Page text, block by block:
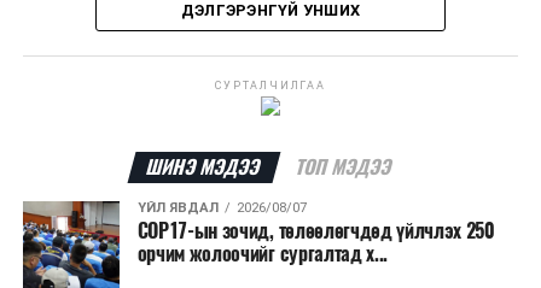
Албаныхны мэдээлснээр түймрийн нэг голомтыг
шатаасан гэх үндэслэлээр эрүүгийн хэрэг үүсгэн
шалтгааныг үргэлжлүүлэн тогтоож байгаа бөгөөд
аянгын улмаас үүсээгүй гэж үзэж байгаа аж.
Одоогоор АНУ даяар 13 мужид 90 гаруй томоохон ой,
хээрийн түймэр идэвхтэй үргэлжилж байгаагийн
ДЭЛГЭРЭНГҮЙ УНШИХ
СУРТАЛЧИЛГАА
ШИНЭ МЭДЭЭ ТОП МЭДЭЭ
ҮЙЛ ЯВДАЛ 2026/08/07
COP17-ын зочид, төлөөлөгчдөд үйлчлэх 250
орчим жолоочийг сургалтад х...